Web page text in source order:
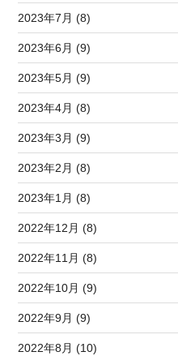
2023年7月 (8)
2023年6月 (9)
2023年5月 (9)
2023年4月 (8)
2023年3月 (9)
2023年2月 (8)
2023年1月 (8)
2022年12月 (8)
2022年11月 (8)
2022年10月 (9)
2022年9月 (9)
2022年8月 (10)